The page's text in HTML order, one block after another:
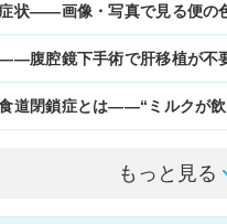
状――画像・写真で見る便の
腹腔鏡下手術で肝移植が不
道閉鎖症とは――“ミルクが
もっと見る